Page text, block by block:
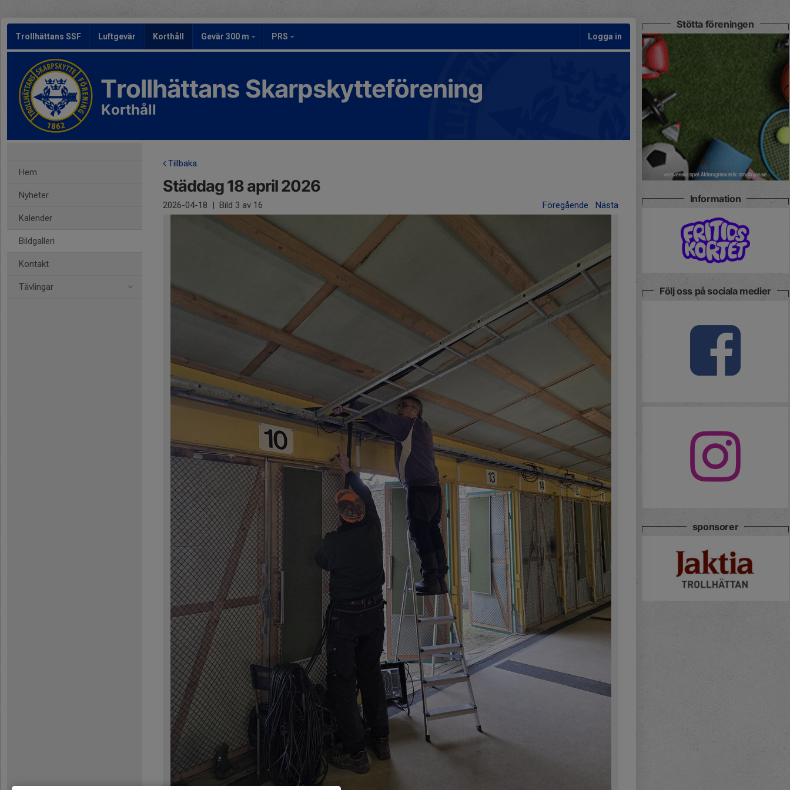
Trollhättans SSF Luftgevär Korthåll Gevär 300 m PRS Logga in
Trollhättans Skarpskytteförening
Korthåll
Hem
Nyheter
Kalender
Bildgalleri
Kontakt
Tävlingar
Tillbaka
Städdag 18 april 2026
2026-04-18 | Bild 3 av 16 Föregående Nästa
Stötta föreningen
Information
Följ oss på sociala medier
sponsorer